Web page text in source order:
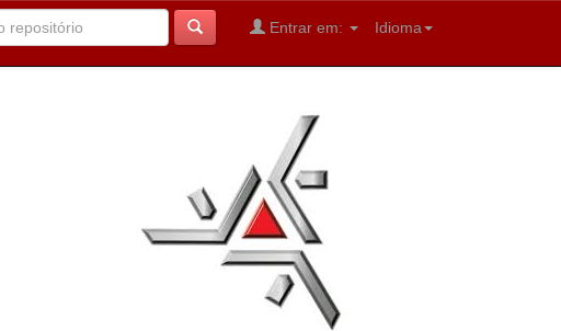
Idioma
Entrar em: